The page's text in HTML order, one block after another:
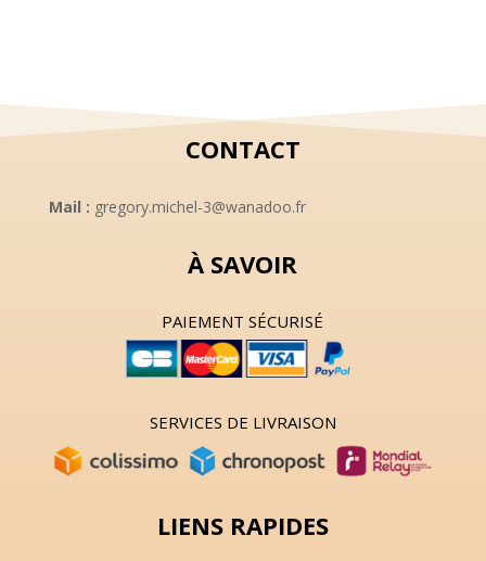
CONTACT
Mail : gregory.michel-3@wanadoo.fr
À SAVOIR
PAIEMENT SÉCURISÉ
SERVICES DE LIVRAISON
LIENS RAPIDES